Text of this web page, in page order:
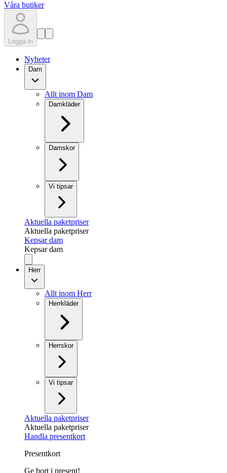
Våra butiker
Logga in
Nyheter
Dam
Allt inom Dam
Damkläder
Damskor
Vi tipsar
Aktuella paketpriser
Aktuella paketpriser
Kepsar dam
Kepsar dam
Herr
Allt inom Herr
Herrkläder
Herrskor
Vi tipsar
Aktuella paketpriser
Aktuella paketpriser
Handla presentkort
Presentkort
Ge bort i present!